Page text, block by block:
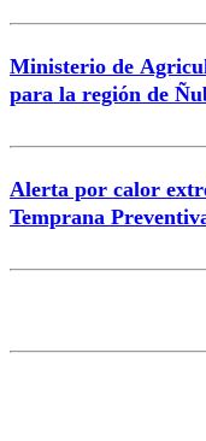
Ministerio de
para la región de
Alerta por calor
Temprana